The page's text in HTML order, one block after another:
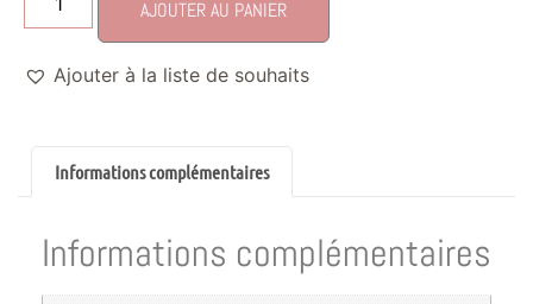
AJOUTER AU PANIER
Ajouter à la liste de souhaits
Informations complémentaires
Informations complémentaires